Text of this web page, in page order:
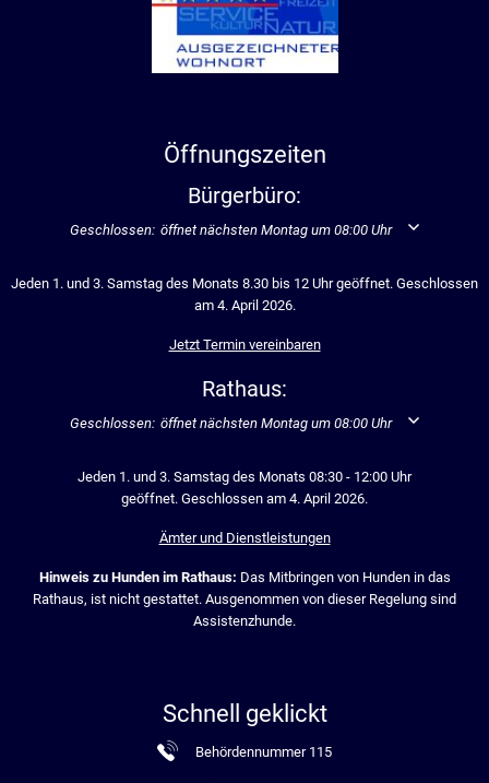
Öffnungszeiten
Bürgerbüro:
Klicken, um weitere Öffnungs- oder Schließzeiten auszublenden
Geschlossen: öffnet nächsten Montag um 08:00 Uhr
Jeden 1. und 3. Samstag des Monats 8.30 bis 12 Uhr geöffnet. Geschlossen
am 4. April 2026.
Jetzt Termin vereinbaren
Rathaus:
Klicken, um weitere Öffnungs- oder Schließzeiten auszublenden
Geschlossen: öffnet nächsten Montag um 08:00 Uhr
Jeden 1. und 3. Samstag des Monats 08:30 - 12:00 Uhr
geöffnet. Geschlossen am 4. April 2026.
Ämter und Dienstleistungen
Hinweis zu Hunden im Rathaus: Das Mitbringen von Hunden in das
Rathaus, ist nicht gestattet. Ausgenommen von dieser Regelung sind
Assistenzhunde.
Schnell geklickt
Behördennummer 115